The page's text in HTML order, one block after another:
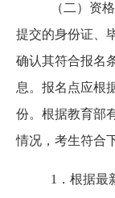
（二）资
提交的身份证、
确认其符合报名
息。报名点应根
份。根据教育部
情况，考生符合
1．根据最